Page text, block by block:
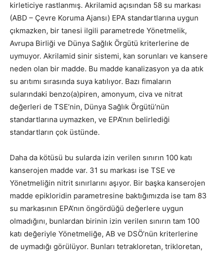
kirleticiye rastlanmış. Akrilamid açısından 58 su markası
(ABD – Çevre Koruma Ajansı) EPA standartlarına uygun
çıkmazken, bir tanesi ilgili parametrede Yönetmelik,
Avrupa Birliği ve Dünya Sağlık Örgütü kriterlerine de
uymuyor. Akrilamid sinir sistemi, kan sorunları ve kansere
neden olan bir madde. Bu madde kanalizasyon ya da atık
su arıtımı sırasında suya katılıyor. Bazı fimaların
sularındaki benzo(a)piren, amonyum, civa ve nitrat
değerleri de TSE’nin, Dünya Sağlık Örgütü’nün
standartlarına uymazken, ve EPA’nın belirlediği
standartların çok üstünde.
Daha da kötüsü bu sularda izin verilen sınırın 100 katı
kanserojen madde var. 31 su markası ise TSE ve
Yönetmeliğin nitrit sınırlarını aşıyor. Bir başka kanserojen
madde epikloridin parametresine baktığımızda ise tam 83
su markasının EPA’nın öngördüğü değerlere uygun
olmadığını, bunlardan birinin izin verilen sınırın tam 100
katı değeriyle Yönetmeliğe, AB ve DSÖ’nün kriterlerine
de uymadığı görülüyor. Bunları tetrakloretan, trikloretan,